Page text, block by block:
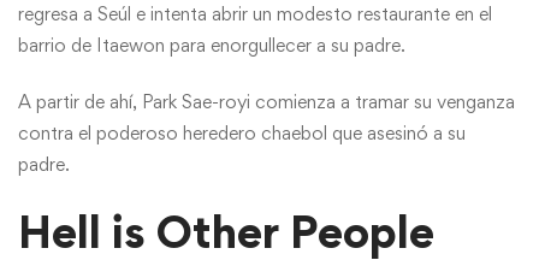
regresa a Seúl e intenta abrir un modesto restaurante en el
barrio de Itaewon para enorgullecer a su padre.
A partir de ahí, Park Sae-royi comienza a tramar su venganza
contra el poderoso heredero chaebol que asesinó a su
padre.
Hell is Other People